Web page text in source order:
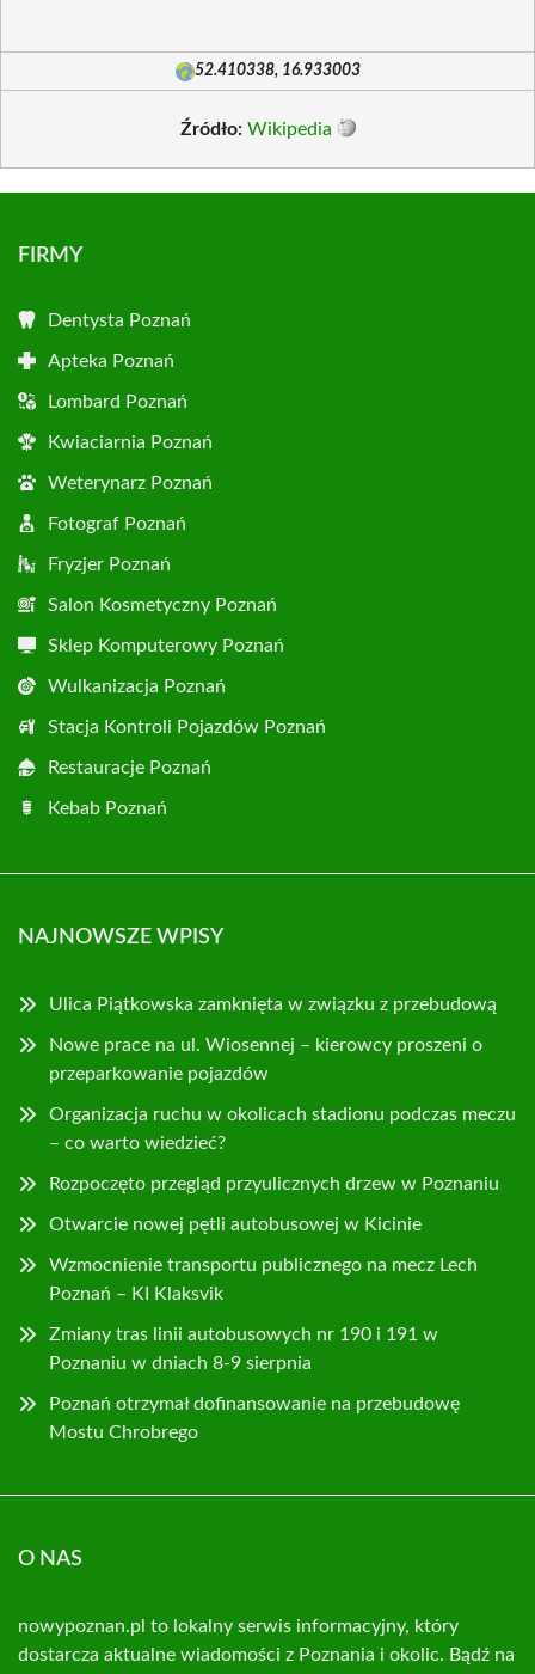
52.410338, 16.933003
Źródło: Wikipedia
FIRMY
Dentysta Poznań
Apteka Poznań
Lombard Poznań
Kwiaciarnia Poznań
Weterynarz Poznań
Fotograf Poznań
Fryzjer Poznań
Salon Kosmetyczny Poznań
Sklep Komputerowy Poznań
Wulkanizacja Poznań
Stacja Kontroli Pojazdów Poznań
Restauracje Poznań
Kebab Poznań
NAJNOWSZE WPISY
Ulica Piątkowska zamknięta w związku z przebudową
Nowe prace na ul. Wiosennej – kierowcy proszeni o
przeparkowanie pojazdów
Organizacja ruchu w okolicach stadionu podczas meczu
– co warto wiedzieć?
Rozpoczęto przegląd przyulicznych drzew w Poznaniu
Otwarcie nowej pętli autobusowej w Kicinie
Wzmocnienie transportu publicznego na mecz Lech
Poznań – KI Klaksvik
Zmiany tras linii autobusowych nr 190 i 191 w
Poznaniu w dniach 8-9 sierpnia
Poznań otrzymał dofinansowanie na przebudowę
Mostu Chrobrego
O NAS
nowypoznan.pl to lokalny serwis informacyjny, który
dostarcza aktualne wiadomości z Poznania i okolic. Bądź na